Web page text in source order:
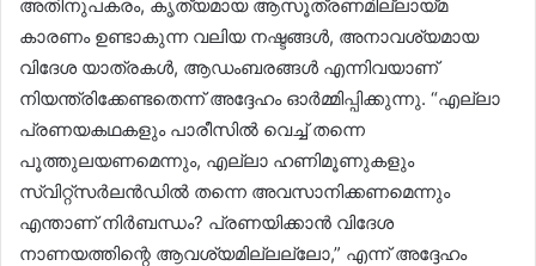
അതിനുപകരം, കൃത്യമായ ആസൂത്രണമില്ലായ്മ
കാരണം ഉണ്ടാകുന്ന വലിയ നഷ്ടങ്ങൾ, അനാവശ്യമായ
വിദേശ യാത്രകൾ, ആഡംബരങ്ങൾ എന്നിവയാണ്
നിയന്ത്രിക്കേണ്ടതെന്ന് അദ്ദേഹം ഓർമ്മിപ്പിക്കുന്നു. “എല്ലാ
പ്രണയകഥകളും പാരീസിൽ വെച്ച് തന്നെ
പൂത്തുലയണമെന്നും, എല്ലാ ഹണിമൂണുകളും
സ്വിറ്റ്സർലൻഡിൽ തന്നെ അവസാനിക്കണമെന്നും
എന്താണ് നിർബന്ധം? പ്രണയിക്കാൻ വിദേശ
നാണയത്തിന്റെ ആവശ്യമില്ലല്ലോ,” എന്ന് അദ്ദേഹം